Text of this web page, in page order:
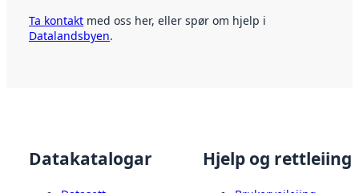
Ta kontakt med oss her, eller spør om hjelp i
Datalandsbyen.
Datakatalogar Hjelp og rettleiing